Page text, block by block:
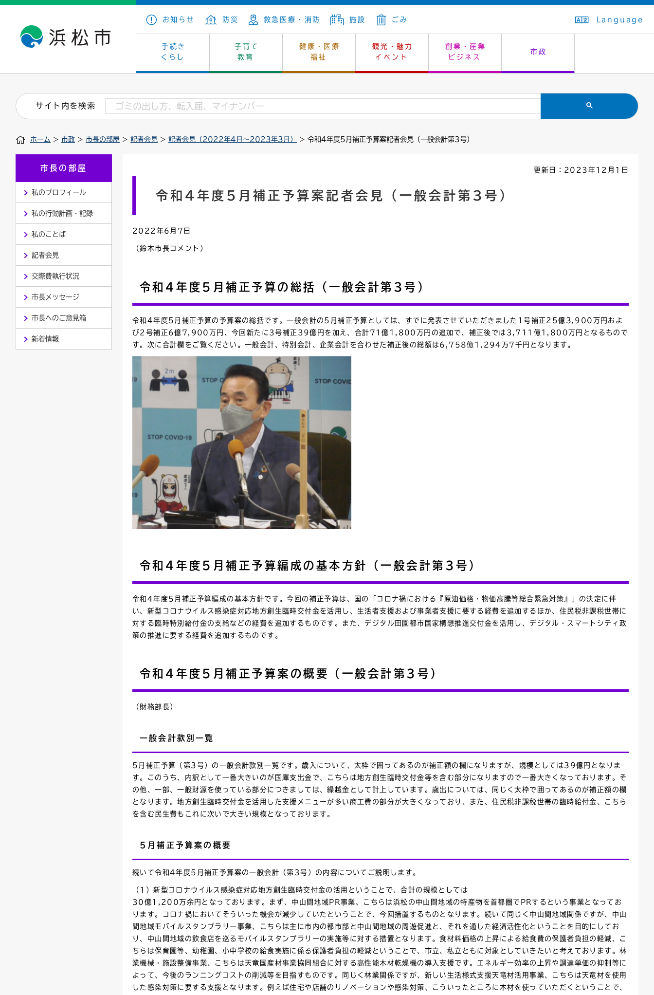
お知らせ 防災 救急医療・消防 施設 ごみ Language
手続き
くらし
子育て
教育
健康・医療
福祉
観光・魅力
イベント
創業・産業
ビジネス
市政
戸籍・住民の手続き 保険・年金 上下水道 生活排水
住まい・建築 墓地・斎場 消費生活 市民安全
税金 法人税 環境
道路・交通・河川
印鑑登録証明書
道路台帳
連絡ごみ
子育て・青少年・若者 教育 生涯学習 教育委員会
看護専門学校 学級閉鎖 幼稚園一覧 入学式・卒業式
小学校一覧 中学校一覧
健康・医療 福祉 休日当番医 救急・夜間診療
介護保険 保健所 感染症
文化・芸術 文化財 レジャー・スポーツ 施設予約（まつぼっくり）
浜松・浜名湖だいすきネット はじめよう、ハマライフ はたちの集い
産業振興 カーボンニュートラル 土地 指定管理者制度
発注情報(入札・契約) 福祉・介護 環境対策 公共事業の技術監理
募集 雇用・就労 企業立地
市の概要 庁舎案内 市長の部屋 議会
外郭団体 統計 選挙 オープンデータ
職員採用 市有財産 例規・公示
行政区
会議
附属機関
ユニバーサルデザイン
サイト内を検索
ホーム > 市政 > 市長の部屋 > 記者会見 > 記者会見（2022年4月～2023年3月） > 令和4年度5月補正予算案記者会見（一般会計第3号）
市長の部屋
私のプロフィール
私の行動計画・記録
私のことば
記者会見
交際費執行状況
市長メッセージ
市長へのご意見箱
新着情報
更新日：2023年12月1日
令和4年度5月補正予算案記者会見（一般会計第3号）
2022年6月7日
（鈴木市長コメント）
令和4年度5月補正予算の総括（一般会計第3号）
令和4年度5月補正予算の予算案の総括です。一般会計の5月補正予算としては、すでに発表させていただきました1号補正25億3,900万円およ
び2号補正6億7,900万円、今回新たに3号補正39億円を加え、合計71億1,800万円の追加で、補正後では3,711億1,800万円となるもので
す。次に合計欄をご覧ください。一般会計、特別会計、企業会計を合わせた補正後の総額は6,758億1,294万7千円となります。
令和4年度5月補正予算編成の基本方針（一般会計第3号）
令和4年度5月補正予算編成の基本方針です。今回の補正予算は、国の「コロナ禍における『原油価格・物価高騰等総合緊急対策』」の決定に伴
い、新型コロナウイルス感染症対応地方創生臨時交付金を活用し、生活者支援および事業者支援に要する経費を追加するほか、住民税非課税世帯に
対する臨時特別給付金の支給などの経費を追加するものです。また、デジタル田園都市国家構想推進交付金を活用し、デジタル・スマートシティ政
策の推進に要する経費を追加するものです。
令和4年度5月補正予算案の概要（一般会計第3号）
（財務部長）
一般会計款別一覧
5月補正予算（第3号）の一般会計款別一覧です。歳入について、太枠で囲ってあるのが補正額の欄になりますが、規模としては39億円となりま
す。このうち、内訳として一番大きいのが国庫支出金で、こちらは地方創生臨時交付金等を含む部分になりますので一番大きくなっております。そ
の他、一部、一般財源を使っている部分につきましては、繰越金として計上しています。歳出については、同じく太枠で囲ってあるのが補正額の欄
となります。地方創生臨時交付金を活用した支援メニューが多い商工費の部分が大きくなっており、また、住民税非課税世帯の臨時給付金、こちら
を含む民生費もこれに次いで大きい規模となっております。
5月補正予算案の概要
続いて令和4年度5月補正予算案の一般会計（第3号）の内容についてご説明します。
（1）新型コロナウイルス感染症対応地方創生臨時交付金の活用ということで、合計の規模としては
30億1,200万余円となっております。まず、中山間地域PR事業、こちらは浜松の中山間地域の特産物を首都圏でPRするという事業となってお
ります。コロナ禍においてそういった機会が減少していたということで、今回措置するものとなります。続いて同じく中山間地域関係ですが、中山
間地域モバイルスタンプラリー事業、こちらは主に市内の都市部と中山間地域の周遊促進と、それを通した経済活性化ということを目的にしてお
り、中山間地域の飲食店を巡るモバイルスタンプラリーの実施等に対する措置となります。食材料価格の上昇による給食費の保護者負担の軽減、こ
ちらは保育園等、幼稚園、小中学校の給食実施に係る保護者負担の軽減ということで、市立、私立ともに対象としていきたいと考えております。林
業機械・施設整備事業、こちらは天竜国産材事業協同組合に対する高性能木材乾燥機の導入支援です。エネルギー効率の上昇や調達単価の抑制等に
よって、今後のランニングコストの削減等を目指すものです。同じく林業関係ですが、新しい生活様式支援天竜材活用事業、こちらは天竜材を使用
した感染対策に要する支援となります。例えば住宅や店舗のリノベーションや感染対策、こういったところに木材を使っていただくということで、